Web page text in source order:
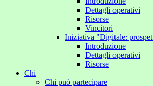
Dettagli operativi
Risorse
Vincitori
Iniziativa "Digitale:
Introduzione
Dettagli operativi
Risorse
Chi
Chi può partecipare